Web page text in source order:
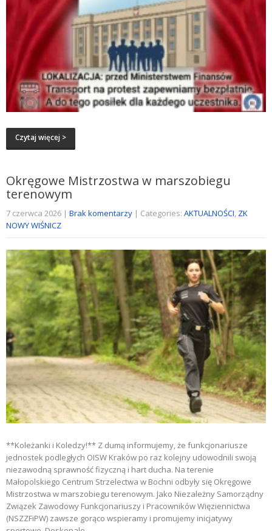
Czytaj więcej >
Okręgowe Mistrzostwa w marszobiegu
terenowym
7 czerwca 2026 | Brak komentarzy | Categories: AKTUALNOŚCI, ZK
NOWY WIŚNICZ
**Koleżanki i Koledzy!** Z dumą informujemy, że funkcjonariusze
jednostek podległych OISW Kraków po raz kolejny udowodnili swoją
niezawodną sprawność fizyczną i hart ducha. Na terenie
Małopolskiego Centrum Strzelectwa w Bochni odbyły się Okręgowe
Mistrzostwa w marszobiegu terenowym. Jako Niezależny Samorządny
Związek Zawodowy Funkcjonariuszy i Pracowników Więziennictwa
(NSZZFiPW) zawsze gorąco wspieramy i promujemy inicjatywy